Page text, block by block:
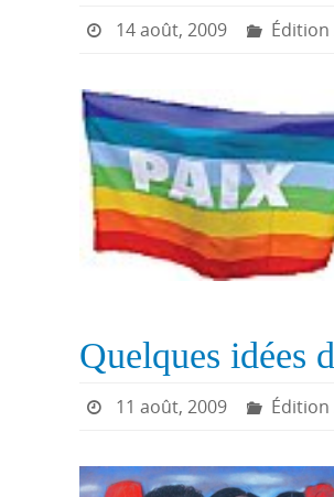
14 août, 2009 Édition
Quelques idées
11 août, 2009 Édition